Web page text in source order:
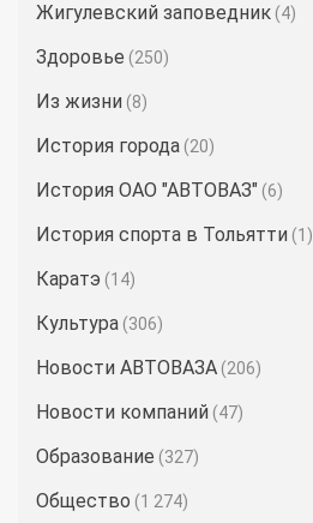
Жигулевский заповедник (4)
Здоровье (250)
Из жизни (8)
История города (20)
История ОАО "АВТОВАЗ" (6)
История спорта в Тольятти (1)
Каратэ (14)
Культура (306)
Новости АВТОВАЗА (206)
Новости компаний (47)
Образование (327)
Общество (1 274)